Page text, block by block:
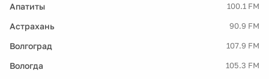
Апатиты 100.1 FM
Астрахань 90.9 FM
Волгоград 107.9 FM
Вологда 105.3 FM